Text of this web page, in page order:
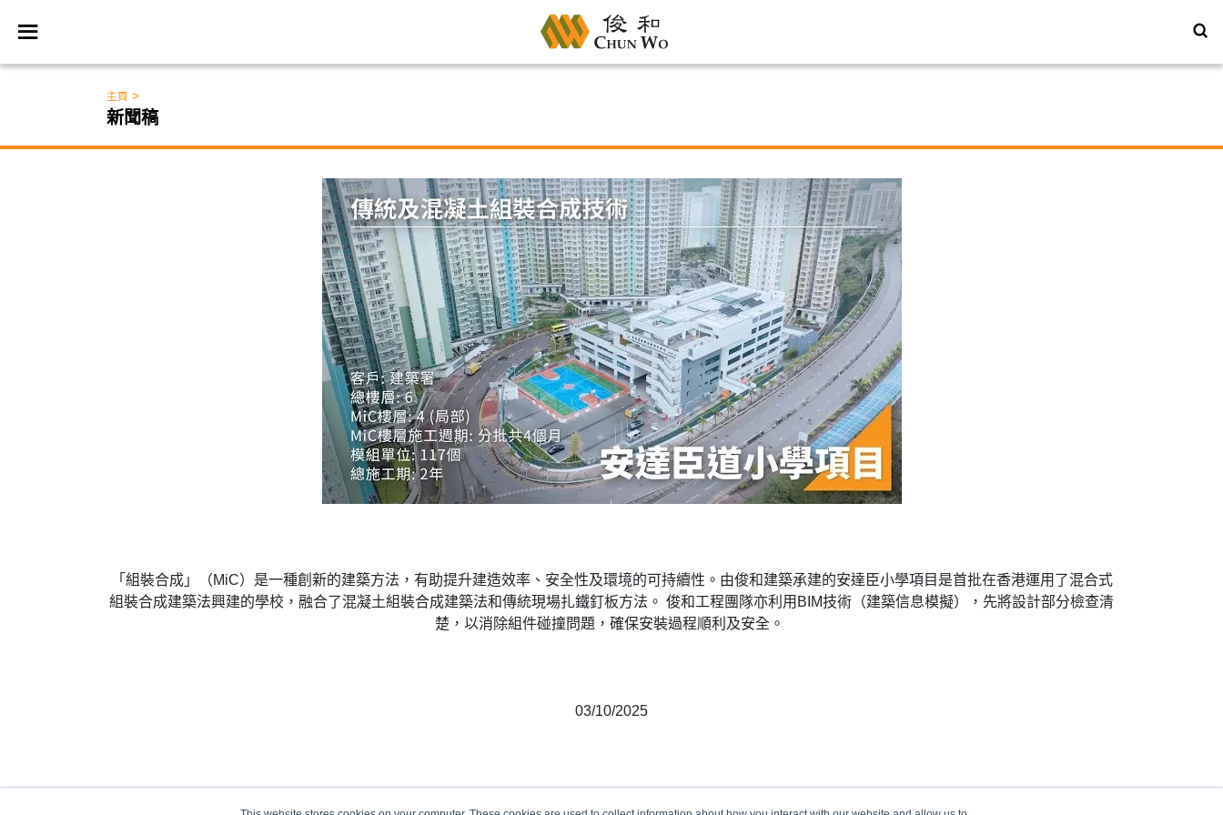
主頁 >
新聞稿
「組裝合成」（MiC）是一種創新的建築方法，有助提升建造效率、安全性及環境的可持續性。由俊和建築承建的安達臣小學項目是首批在香港運用了混合式
組裝合成建築法興建的學校，融合了混凝土組裝合成建築法和傳統現場扎鐵釘板方法。 俊和工程團隊亦利用BIM技術（建築信息模擬），先將設計部分檢查清
楚，以消除組件碰撞問題，確保安裝過程順利及安全。
03/10/2025